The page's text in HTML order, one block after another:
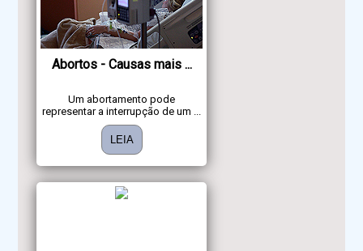
Abortos - Causas mais ...
Um abortamento pode
representar a interrupção de um ...
LEIA